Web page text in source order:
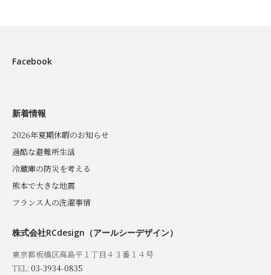
Facebook
新着情報
2026年夏期休暇のお知らせ
過酷な避難所生活
冷蔵庫の防災を考える
熊本で大きな地震
フランス人の洗濯事情
株式会社RCdesign（アールシーデザイン）
東京都板橋区高島平１丁目４３番１４号
TEL: 03-3934-0835